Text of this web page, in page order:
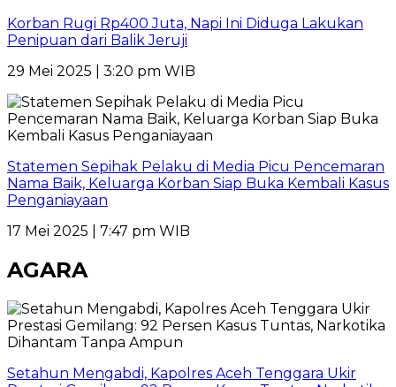
Korban Rugi Rp400 Juta, Napi Ini Diduga Lakukan
Penipuan dari Balik Jeruji
29 Mei 2025 | 3:20 pm WIB
Statemen Sepihak Pelaku di Media Picu Pencemaran
Nama Baik, Keluarga Korban Siap Buka Kembali Kasus
Penganiayaan
17 Mei 2025 | 7:47 pm WIB
AGARA
Setahun Mengabdi, Kapolres Aceh Tenggara Ukir